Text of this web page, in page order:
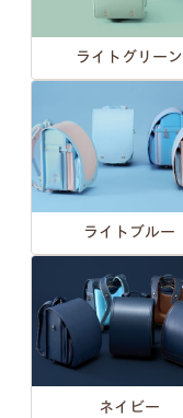
ライトグリーン
ライトブルー
ネイビー